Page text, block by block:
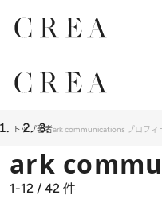
トップ著者ark communications プロフィ
ark
1-12 / 42 件